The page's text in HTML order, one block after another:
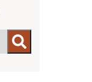
Buscar